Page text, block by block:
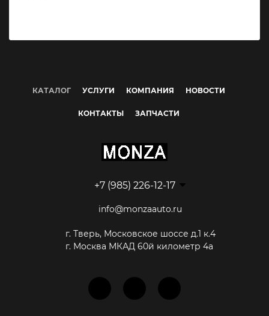
КАТАЛОГ УСЛУГИ КОМПАНИЯ НОВОСТИ
КОНТАКТЫ ЗАПЧАСТИ
+7 (985) 226-12-17
info@monzaauto.ru
г. Тверь, Московское шоссе д.1 к.4
г. Москва МКАД 60й километр 4а